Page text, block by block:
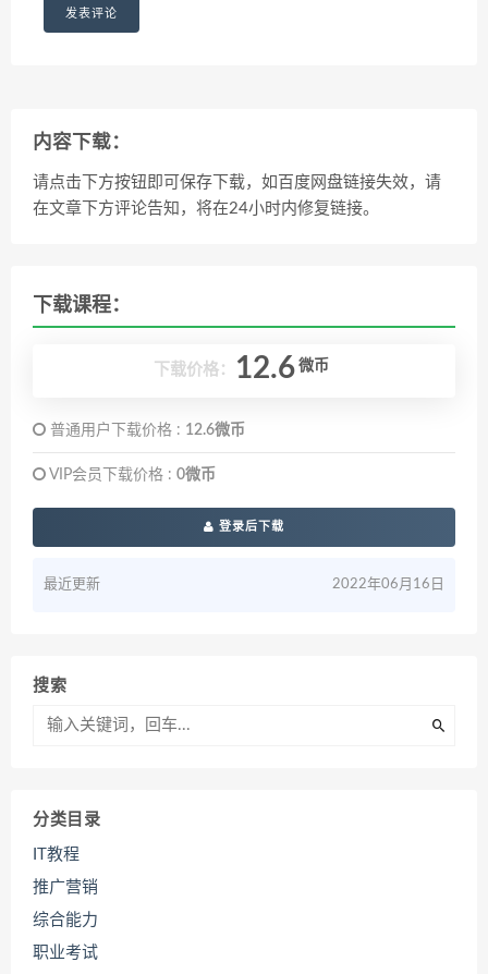
内容下载：
请点击下方按钮即可保存下载，如百度网盘链接失效，请
在文章下方评论告知，将在24小时内修复链接。
下载课程：
下载价格： 12.6 微币
普通用户下载价格 : 12.6微币
VIP会员下载价格 : 0微币
登录后下载
最近更新 2022年06月16日
搜索
分类目录
IT教程
推广营销
综合能力
职业考试